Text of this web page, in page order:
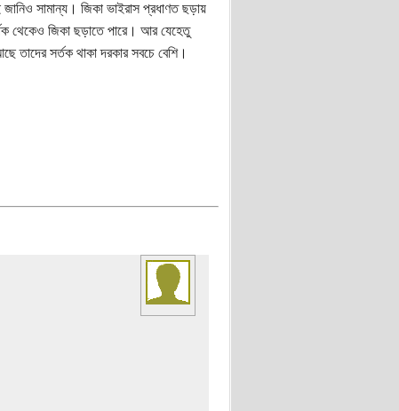
সামান্য। জিকা ভাইরাস প্রধাণত ছড়ায়
থেকেও জিকা ছড়াতে পারে। আর যেহেতু
তাদের সর্তক থাকা দরকার সবচে বেশি।